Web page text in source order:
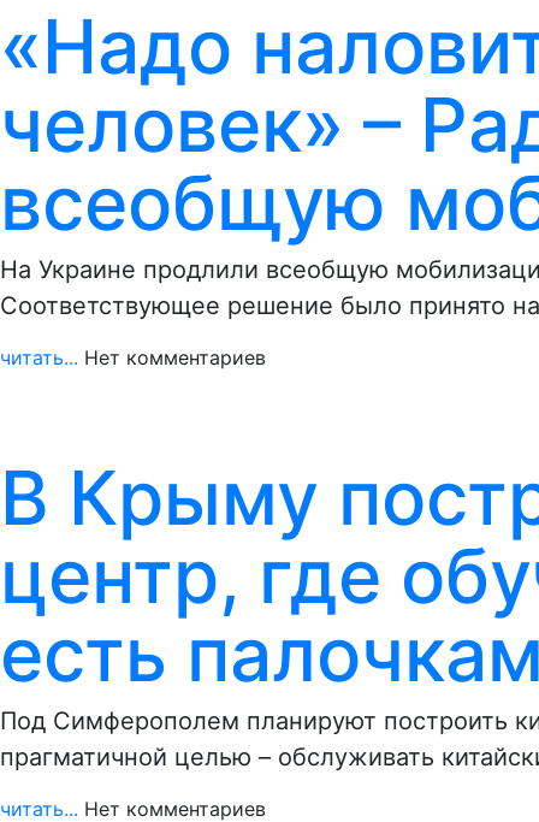
«Надо
человек» –
всеобщую
На Украине продлили всеобщую
Соответствующее решение было принято
читать... Нет комментариев
В Крыму
центр, где
есть
Под Симферополем планируют построить
прагматичной целью – обслуживать
читать... Нет комментариев